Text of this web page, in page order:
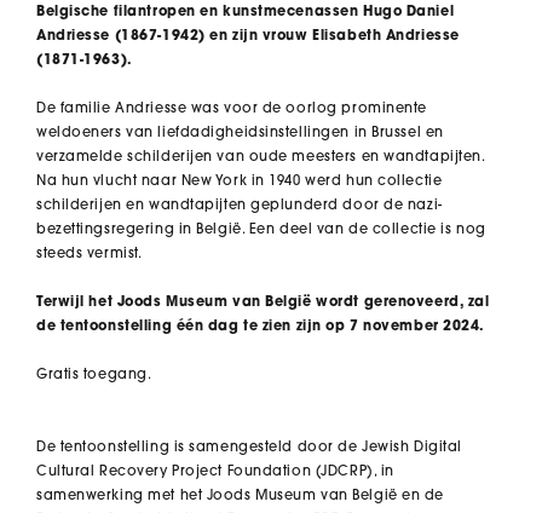
Belgische filantropen en kunstmecenassen Hugo Daniel
Andriesse (1867-1942) en zijn vrouw Elisabeth Andriesse
(1871-1963).
De familie Andriesse was voor de oorlog prominente
weldoeners van liefdadigheidsinstellingen in Brussel en
verzamelde schilderijen van oude meesters en wandtapijten.
Na hun vlucht naar New York in 1940 werd hun collectie
schilderijen en wandtapijten geplunderd door de nazi-
bezettingsregering in België. Een deel van de collectie is nog
steeds vermist.
Terwijl het Joods Museum van België wordt gerenoveerd, zal
de tentoonstelling één dag te zien zijn op 7 november 2024.
Gratis toegang.
De tentoonstelling is samengesteld door de Jewish Digital
Cultural Recovery Project Foundation (JDCRP), in
samenwerking met het Joods Museum van België en de